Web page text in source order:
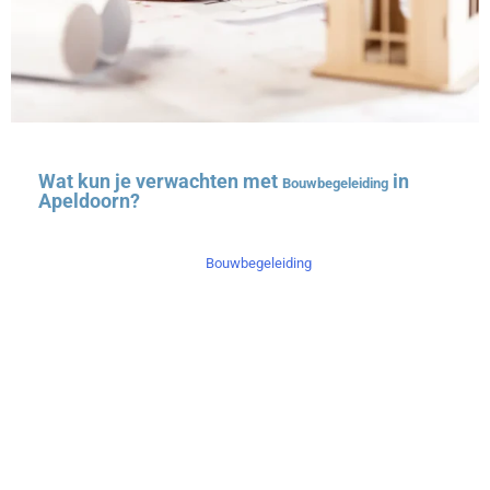
Wat kun je verwachten met Bouwbegeleiding in
Apeldoorn?
Bouwbegeleiding